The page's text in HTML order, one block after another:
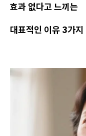
효과 없다고 느끼는
대표적인 이유 3가지